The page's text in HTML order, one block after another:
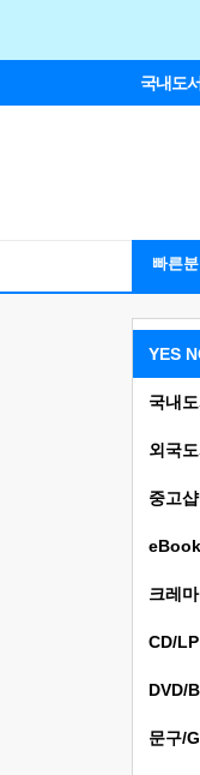
국내도서
빠른분
YES
국내도
외국도
중고샵
eBook
크레
CD/LP
DVD/
문구/